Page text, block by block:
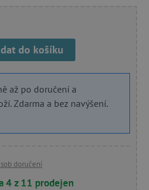
do košíku
až po doručení a
Zdarma a bez navýšení.
doručení
4 z 11 prodejen